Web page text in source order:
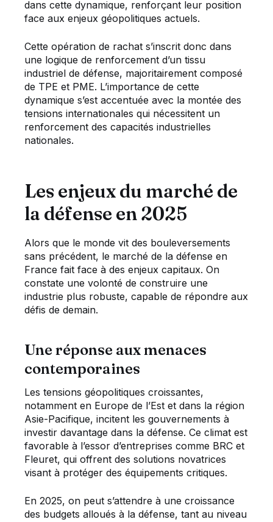
dans cette dynamique, renforçant leur position
face aux enjeux géopolitiques actuels.
Cette opération de rachat s’inscrit donc dans
une logique de renforcement d’un tissu
industriel de défense, majoritairement composé
de TPE et PME. L’importance de cette
dynamique s’est accentuée avec la montée des
tensions internationales qui nécessitent un
renforcement des capacités industrielles
nationales.
Les enjeux du marché de
la défense en 2025
Alors que le monde vit des bouleversements
sans précédent, le marché de la défense en
France fait face à des enjeux capitaux. On
constate une volonté de construire une
industrie plus robuste, capable de répondre aux
défis de demain.
Une réponse aux menaces
contemporaines
Les tensions géopolitiques croissantes,
notamment en Europe de l’Est et dans la région
Asie-Pacifique, incitent les gouvernements à
investir davantage dans la défense. Ce climat est
favorable à l’essor d’entreprises comme BRC et
Fleuret, qui offrent des solutions novatrices
visant à protéger des équipements critiques.
En 2025, on peut s’attendre à une croissance
des budgets alloués à la défense, tant au niveau